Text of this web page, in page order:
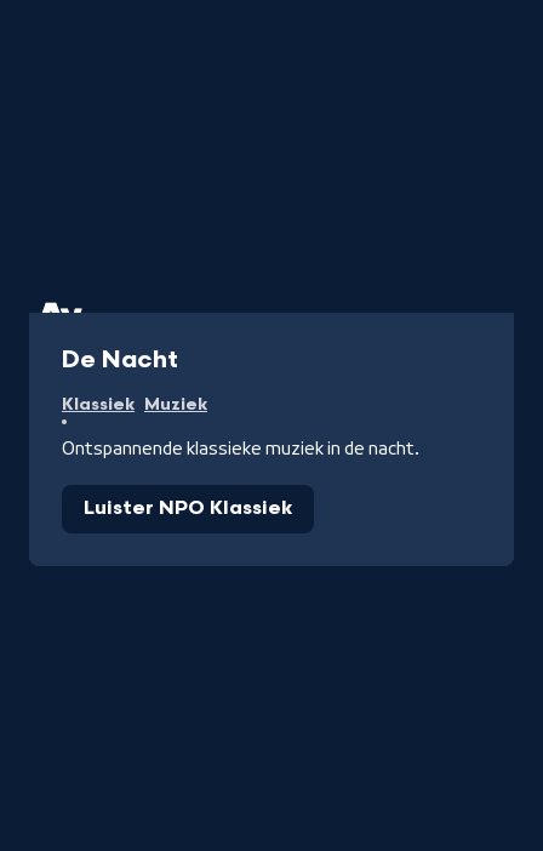
De Nacht
Klassiek Muziek
Ontspannende klassieke muziek in de nacht.
Luister NPO Klassiek